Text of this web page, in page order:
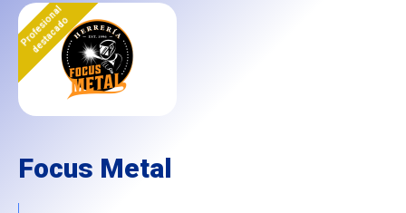
Profesional
destacado
Focus Metal